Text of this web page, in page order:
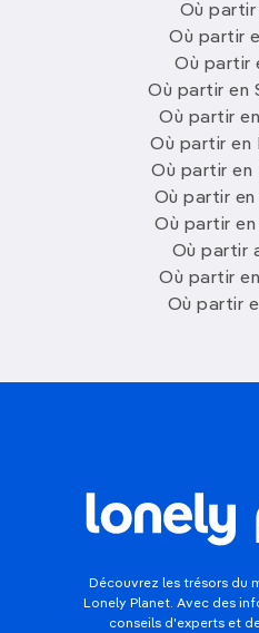
Où partir
Où partir
Où partir
Où partir en
Où partir
Où partir en
Où partir en
Où partir en
Où partir en
Où partir
Où partir
Où partir
Découvrez les trésors du
Lonely Planet. Avec des
conseils d'experts et